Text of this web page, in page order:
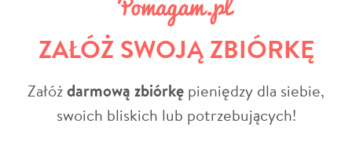
ZAŁÓŻ SWOJĄ ZBIÓRKĘ
Załóżdarmową zbiórkę pieniędzy dla siebie,
swoich bliskich lub potrzebujących!